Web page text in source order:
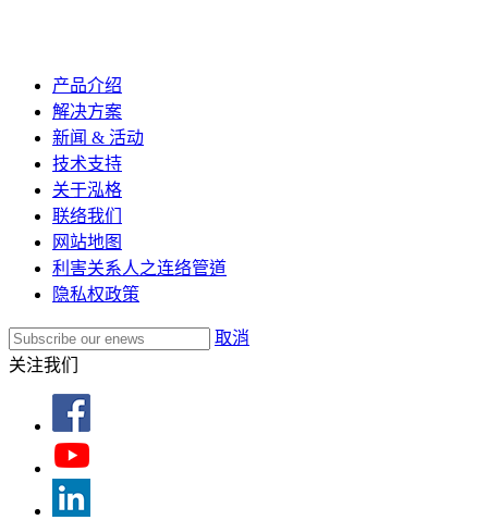
产品介绍
解决方案
新闻 & 活动
技术支持
关于泓格
联络我们
网站地图
利害关系人之连络管道
隐私权政策
取消
关注我们